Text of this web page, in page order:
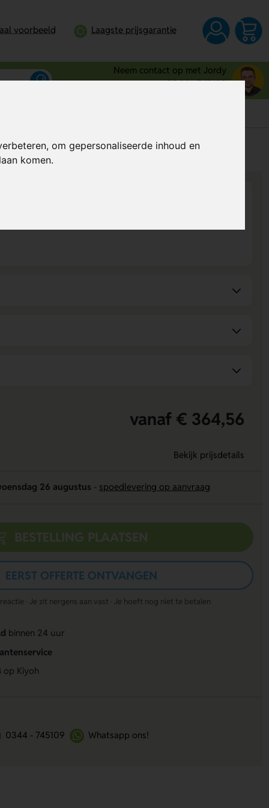
om gepersonaliseerde inhoud en
komen.
voorbeeld Laagste prijsgarantie
Neem contact op met Jordy
0344 - 745109
Al vanaf€ 1,48per stuk (excl. BTW)
vanaf € 364,56
Bekijk prijsdetails
26 augustus spoedlevering op aanvraag
BESTELLING PLAATSEN
EERST OFFERTE ONTVANGEN
· Je zit nergens aan vast · Je hoeft nog niet te betalen
binnen 24 uur
op Kiyoh
0344 - 745109 Whatsapp ons!